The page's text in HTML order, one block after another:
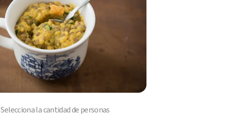
Selecciona la cantidad de personas